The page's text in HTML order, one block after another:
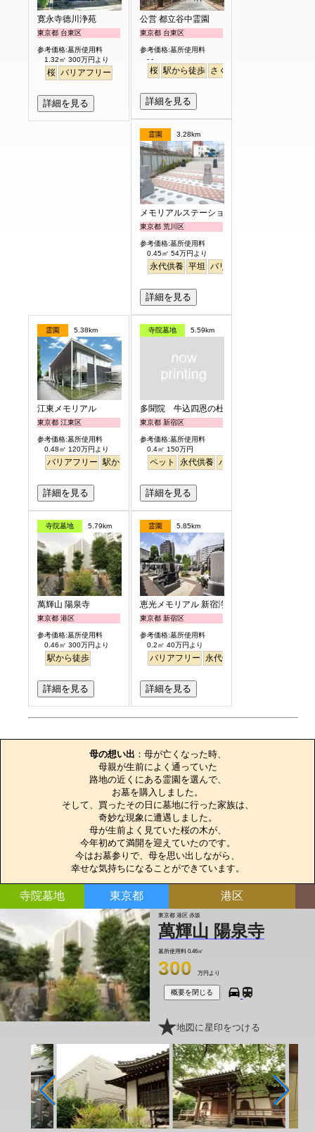
寛永寺德川浄苑
東京都 台東区
参考価格:墓所使用料
1.32㎡ 300万円より
桜 バリアフリー
詳細を見る
公営 都立谷中霊園
東京都 台東区
参考価格:墓所使用料
- -
桜 駅から徒歩 さくら
詳細を見る
霊園 3.28km
メモリアルステーション南千住
東京都 荒川区
参考価格:墓所使用料
0.45㎡ 54万円より
永代供養 平坦 バリアフリー
詳細を見る
霊園 5.38km
江東メモリアル
東京都 江東区
参考価格:墓所使用料
0.48㎡ 120万円より
バリアフリー 駅から徒歩 平坦 永代供養
詳細を見る
寺院墓地 5.59km
多聞院 牛込四恩の杜
東京都 新宿区
参考価格:墓所使用料
0.4㎡ 150万円
ペット 永代供養 バリアフリー
詳細を見る
寺院墓地 5.79km
萬輝山 陽泉寺
東京都 港区
参考価格:墓所使用料
0.46㎡ 300万円より
駅から徒歩
詳細を見る
霊園 5.85km
恵光メモリアル 新宿浄苑
東京都 新宿区
参考価格:墓所使用料
0.2㎡ 40万円より
バリアフリー 永代供養
詳細を見る
母の想い出 ：母が亡くなった時、
母親が生前によく通っていた
路地の近くにある霊園を選んで、
お墓を購入しました。
そして、買ったその日に墓地に行った家族は、
奇妙な現象に遭遇しました。
母が生前よく見ていた桜の木が、
今年初めて満開を迎えていたのです。
今はお墓参りで、母を思い出しながら、
幸せな気持ちになることができています。
寺院墓地 東京都 港区
東京都 港区 赤坂
萬輝山 陽泉寺
墓所使用料 0.46㎡
300 万円より
概要を閉じる
地図に星印をつける